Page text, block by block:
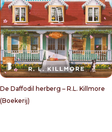
De Daffodil herberg – R.L. Killmore
(Boekerij)